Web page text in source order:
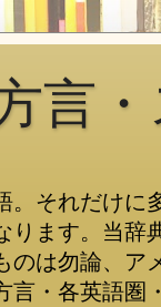
言
。それだけ
ります。当
のは勿論、
言・各英語